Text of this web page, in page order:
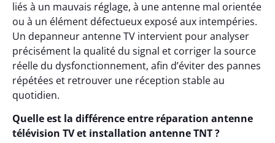
liés à un mauvais réglage, à une antenne mal orientée
ou à un élément défectueux exposé aux intempéries.
Un depanneur antenne TV intervient pour analyser
précisément la qualité du signal et corriger la source
réelle du dysfonctionnement, afin d’éviter des pannes
répétées et retrouver une réception stable au
quotidien.
Quelle est la différence entre réparation antenne
télévision TV et installation antenne TNT ?